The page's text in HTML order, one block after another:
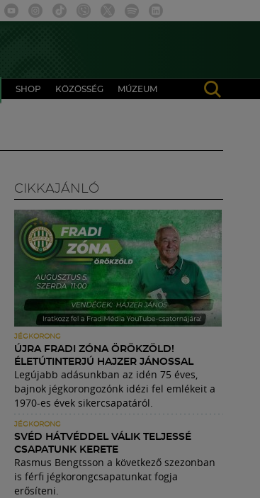
SHOP KÖZÖSSÉG MÚZEUM
CIKKAJÁNLÓ
JÉGKORONG
ÚJRA FRADI ZÓNA ÖRÖKZÖLD!
ÉLETÚTINTERJÚ HAJZER JÁNOSSAL
Legújabb adásunkban az idén 75 éves,
bajnok jégkorongozónk idézi fel emlékeit a
1970-es évek sikercsapatáról.
JÉGKORONG
SVÉD HÁTVÉDDEL VÁLIK TELJESSÉ
CSAPATUNK KERETE
Rasmus Bengtsson a következő szezonban
is férfi jégkorongcsapatunkat fogja
erősíteni.